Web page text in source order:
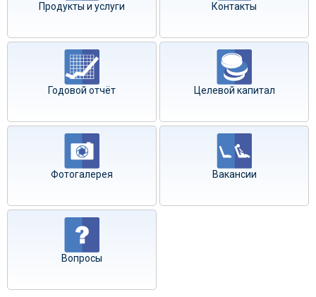
Продукты и услуги Контакты
Годовой отчёт Целевой капитал
Фотогалерея Вакансии
Вопросы